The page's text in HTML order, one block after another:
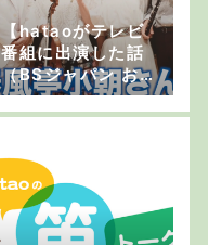
【hataoがテレビ
番組に出演した話
（BSジャパン お
んがく交差点）】
ケルトの笛チャン